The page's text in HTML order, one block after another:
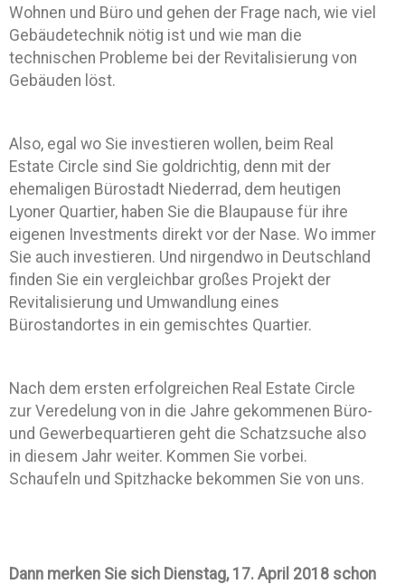
Wohnen und Büro und gehen der Frage nach, wie viel
Gebäudetechnik nötig ist und wie man die
technischen Probleme bei der Revitalisierung von
Gebäuden löst.
Also, egal wo Sie investieren wollen, beim Real
Estate Circle sind Sie goldrichtig, denn mit der
ehemaligen Bürostadt Niederrad, dem heutigen
Lyoner Quartier, haben Sie die Blaupause für ihre
eigenen Investments direkt vor der Nase. Wo immer
Sie auch investieren. Und nirgendwo in Deutschland
finden Sie ein vergleichbar großes Projekt der
Revitalisierung und Umwandlung eines
Bürostandortes in ein gemischtes Quartier.
Nach dem ersten erfolgreichen Real Estate Circle
zur Veredelung von in die Jahre gekommenen Büro-
und Gewerbequartieren geht die Schatzsuche also
in diesem Jahr weiter. Kommen Sie vorbei.
Schaufeln und Spitzhacke bekommen Sie von uns.
Dann merken Sie sich Dienstag, 17. April 2018 schon